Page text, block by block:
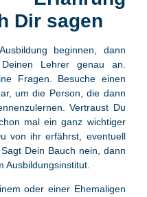
Dir sagen
beginnen, dann
Lehrer genau an.
Fragen. Besuche einen
um die Person, die dann
Vertraust Du
mal ein ganz wichtiger
von ihr erfährst, eventuell
Dein Bauch nein, dann
Ausbildungsinstitut.
oder einer Ehemaligen